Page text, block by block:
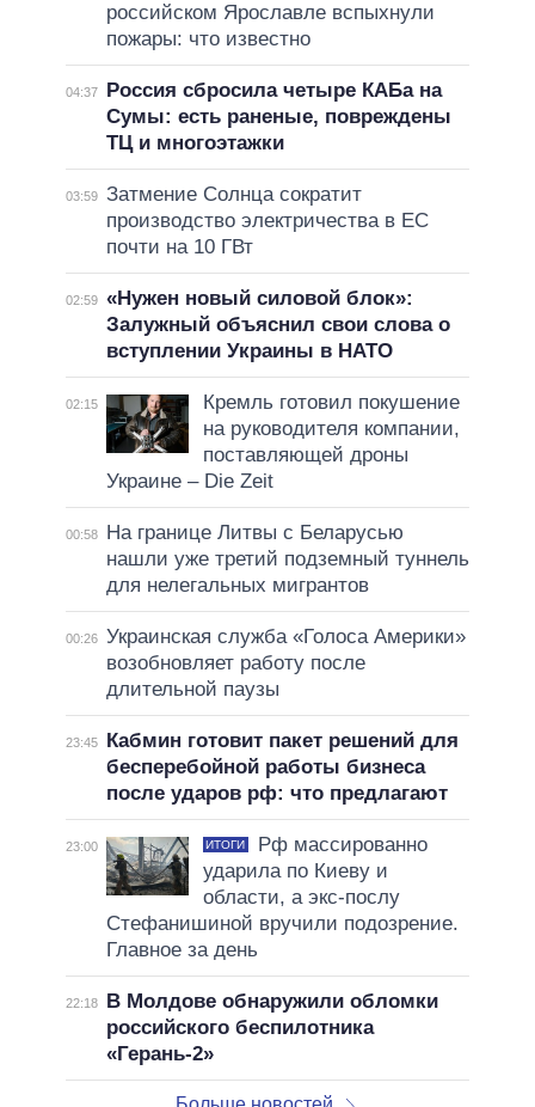
российском Ярославле вспыхнули
пожары: что известно
04:37
Россия сбросила четыре КАБа на
Сумы: есть раненые, повреждены
ТЦ и многоэтажки
03:59 Затмение Солнца сократит
производство электричества в ЕС
почти на 10 ГВт
02:59 «Нужен новый силовой блок»:
Залужный объяснил свои слова о
вступлении Украины в НАТО
02:15
Кремль готовил покушение
на руководителя компании,
поставляющей дроны
Украине – Die Zeit
00:58
На границе Литвы с Беларусью
нашли уже третий подземный туннель
для нелегальных мигрантов
00:26 Украинская служба «Голоса Америки»
возобновляет работу после
длительной паузы
23:45
Кабмин готовит пакет решений для
бесперебойной работы бизнеса
после ударов рф: что предлагают
23:00 ИТОГИ
Рф массированно
ударила по Киеву и
области, а экс-послу
Стефанишиной вручили подозрение.
Главное за день
22:18
В Молдове обнаружили обломки
российского беспилотника
«Герань-2»